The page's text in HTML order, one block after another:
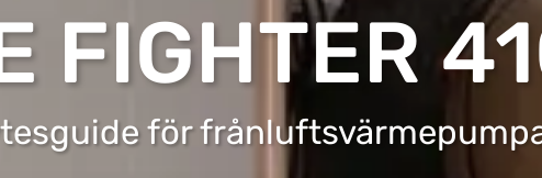
FIGHTER
för